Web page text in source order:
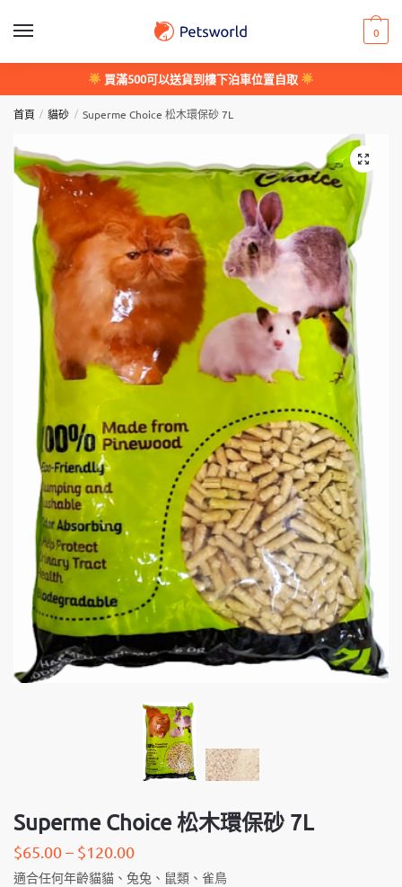
0
買滿500可以送貨到樓下泊車位置自取
首頁 / 貓砂 / Superme Choice 松木環保砂 7L
Superme Choice 松木環保砂 7L
$65.00– $120.00
適合任何年齡貓貓、兔兔、鼠類、雀鳥